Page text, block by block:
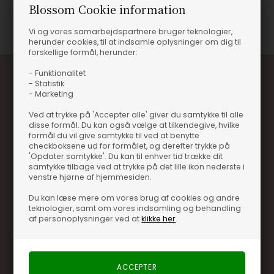
Blossom Cookie information
Vi og vores samarbejdspartnere bruger teknologier,
herunder cookies, til at indsamle oplysninger om dig til
forskellige formål, herunder:
- Funktionalitet
- Statistik
- Marketing
Ved at trykke på 'Accepter alle' giver du samtykke til alle
disse formål. Du kan også vælge at tilkendegive, hvilke
formål du vil give samtykke til ved at benytte
checkboksene ud for formålet, og derefter trykke på
'Opdater samtykke'. Du kan til enhver tid trække dit
samtykke tilbage ved at trykke på det lille ikon nederste i
venstre hjørne af hjemmesiden.
Du kan læse mere om vores brug af cookies og andre
teknologier, samt om vores indsamling og behandling
af personoplysninger ved atklikke her.
Optjen 3% i bonuskroner når du handler
Særlige, eksklusive tilbud kun til klubkunder
.... og mange flere fordele
Læs mere og bliv medlem